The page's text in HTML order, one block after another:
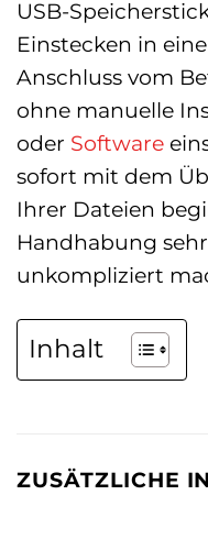
USB-
Einstecken in
Anschluss vom
ohne manuelle
oder Software
sofort mit dem
Ihrer Dateien
Handhabung
unkompliziert
Inhalt
ZUSÄTZLICHE